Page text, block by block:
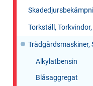
Torkställ,
Trädgårdsmaskiner,
Alkylatbensin
Blåsaggregat